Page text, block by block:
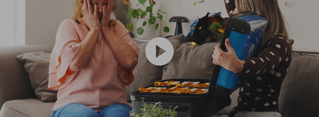
play_circle